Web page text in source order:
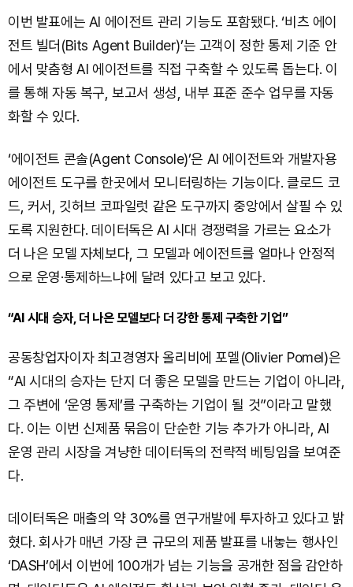
이번 발표에는 AI 에이전트 관리 기능도 포함됐다. ‘비츠 에이
전트 빌더(Bits Agent Builder)’는 고객이 정한 통제 기준 안
에서 맞춤형 AI 에이전트를 직접 구축할 수 있도록 돕는다. 이
를 통해 자동 복구, 보고서 생성, 내부 표준 준수 업무를 자동
화할 수 있다.
‘에이전트 콘솔(Agent Console)’은 AI 에이전트와 개발자용
에이전트 도구를 한곳에서 모니터링하는 기능이다. 클로드 코
드, 커서, 깃허브 코파일럿 같은 도구까지 중앙에서 살필 수 있
도록 지원한다. 데이터독은 AI 시대 경쟁력을 가르는 요소가
더 나은 모델 자체보다, 그 모델과 에이전트를 얼마나 안정적
으로 운영·통제하느냐에 달려 있다고 보고 있다.
“AI 시대 승자, 더 나은 모델보다 더 강한 통제 구축한 기업”
공동창업자이자 최고경영자 올리비에 포멜(Olivier Pomel)은
“AI 시대의 승자는 단지 더 좋은 모델을 만드는 기업이 아니라,
그 주변에 ‘운영 통제’를 구축하는 기업이 될 것”이라고 말했
다. 이는 이번 신제품 묶음이 단순한 기능 추가가 아니라, AI
운영 관리 시장을 겨냥한 데이터독의 전략적 베팅임을 보여준
다.
데이터독은 매출의 약 30%를 연구개발에 투자하고 있다고 밝
혔다. 회사가 매년 가장 큰 규모의 제품 발표를 내놓는 행사인
‘DASH’에서 이번에 100개가 넘는 기능을 공개한 점을 감안하